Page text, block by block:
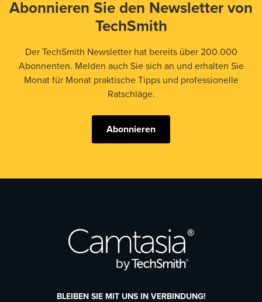
Abonnieren Sie den Newsletter von
TechSmith
Der TechSmith Newsletter hat bereits über 200.000
Abonnenten. Melden auch Sie sich an und erhalten Sie
Monat für Monat praktische Tipps und professionelle
Ratschläge.
Abonnieren
BLEIBEN SIE MIT UNS IN VERBINDUNG!